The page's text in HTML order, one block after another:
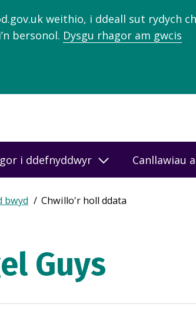
weithio, i ddeall sut rydych
bersonol. Dysgu rhagor am gwcis
i ddefnyddwyr Canllawiau
bwyd Chwillo'r holl ddata
Guys